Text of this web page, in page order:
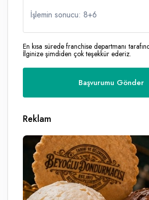
İşlemin sonucu: 8+6
En kısa sürede franchise departmanı
İlginize şimdiden çok teşekkür ederiz.
Reklam